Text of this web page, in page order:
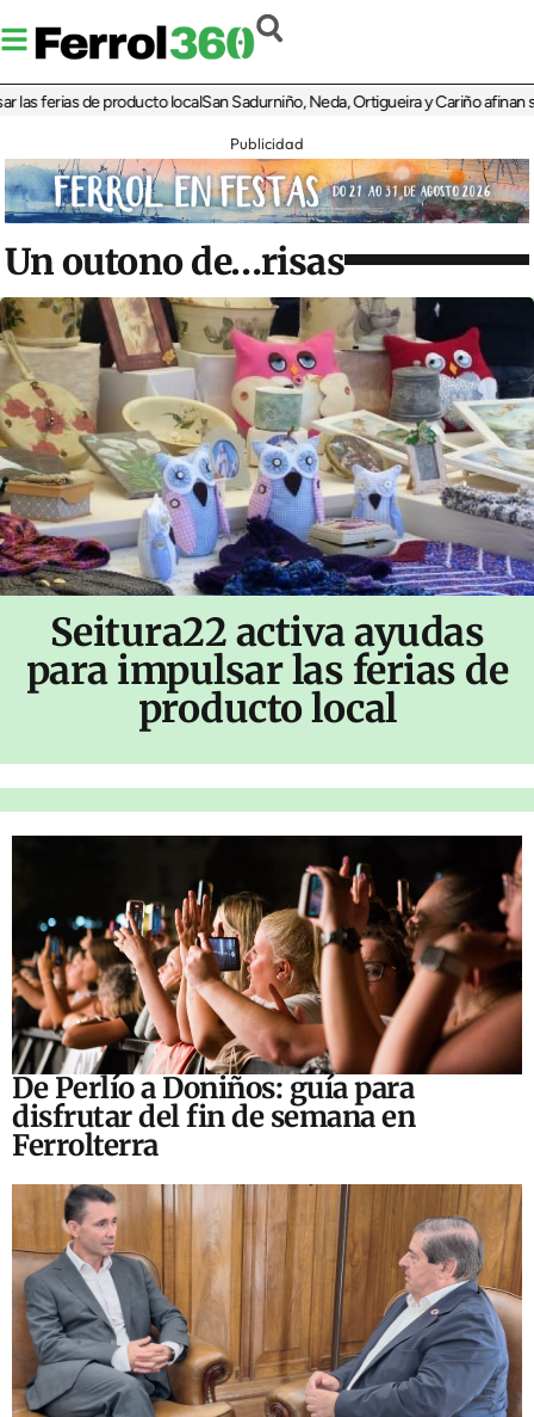
ferias de producto localSan Sadurniño, Neda, Ortigueira y Cariño afinan sus
Publicidad
Un outono de…risas
Seitura22 activa ayudas
para impulsar las ferias de
producto local
De Perlío a Doniños: guía para
disfrutar del fin de semana en
Ferrolterra